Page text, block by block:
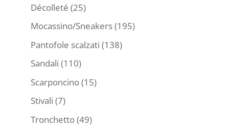
Décolleté 2525
prodotti
Mocassino/Sneakers 195195
Pantofole scalzati 138138
Sandali 110110
prodotti
Scarponcino 1515
Stivali 77
prodotti
Tronchetto 4949